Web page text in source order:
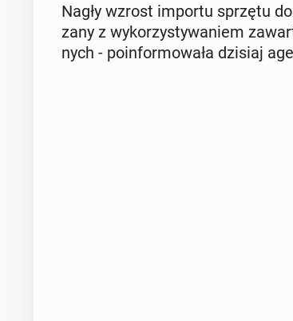
Nagły wzrost importu sprzętu
za­ny z wy­ko­rzy­sty­wa­niem
nych - po­in­for­mo­wa­ła dzisiaj